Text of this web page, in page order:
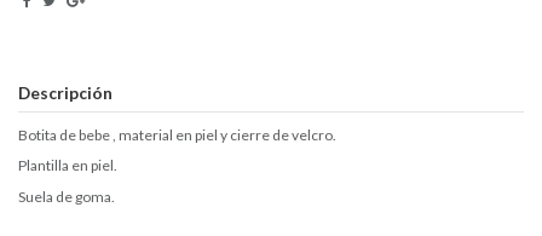
Descripción
Botita de bebe , material en piel y cierre de velcro.
Plantilla en piel.
Suela de goma.